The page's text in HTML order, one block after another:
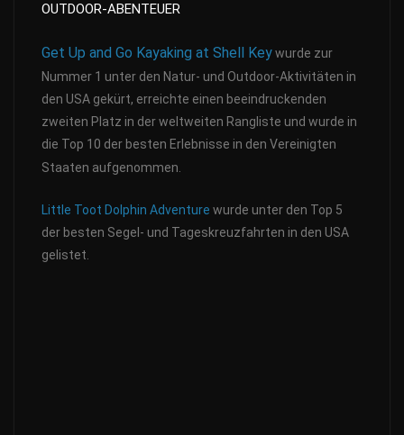
OUTDOOR-ABENTEUER
Get Up and Go Kayaking at Shell Keywurde zur
Nummer 1 unter den Natur- und Outdoor-Aktivitäten in
den USA gekürt, erreichte einen beeindruckenden
zweiten Platz in der weltweiten Rangliste und wurde in
die Top 10 der besten Erlebnisse in den Vereinigten
Staaten aufgenommen.
Little Toot Dolphin Adventure wurde unter den Top 5
der besten Segel- und Tageskreuzfahrten in den USA
gelistet.